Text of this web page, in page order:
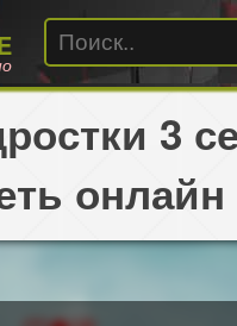
3
онлайн